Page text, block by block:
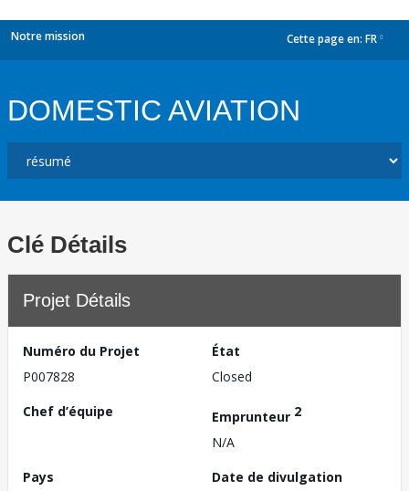
Notre mission Cette page en: FR
DOMESTIC AVIATION
Clé Détails
Projet Détails
Numéro du Projet
P007828
État
Closed
Chef d’équipe
Emprunteur 2
N/A
Pays
Date de divulgation